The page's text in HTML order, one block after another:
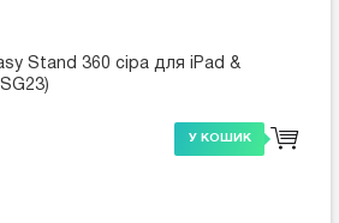
Stand 360 сіра для iPad &
У КОШИК